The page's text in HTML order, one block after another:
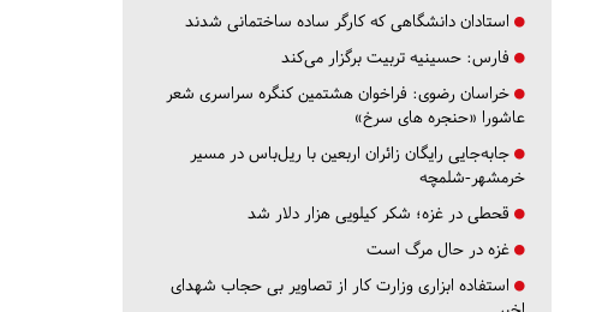
استادان دانشگاهی که کارگر ساده ساختمانی شدند
فارس: حسینیه تربیت برگزار می‌کند
خراسان رضوی: فراخوان هشتمین کنگره سراسری شعر
عاشورا «حنجره های سرخ»
جابه‌جایی رایگان زائران اربعین با ریل‌باس در مسیر
خرمشهر-شلمچه
قحطی در غزه؛ شکر کیلویی هزار دلار شد
غزه در حال مرگ است
استفاده ابزاری وزارت کار از تصاویر بی حجاب شهدای